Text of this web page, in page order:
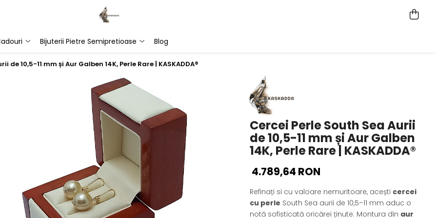
Bijuterii Pietre Semipretioase Blog
de 10,5-11 mm și Aur Galben 14K, Perle Rare | KASKADDA®
Cercei Perle South Sea Aurii
de 10,5-11 mm și Aur Galben
14K, Perle Rare | KASKADDA®
4.789,64 RON
Refinați si cu valoare nemuritoare, acești cercei
cu perle South Sea aurii de 10,5–11 mm aduc o
notă sofisticată oricărei ținute. Montura din aur